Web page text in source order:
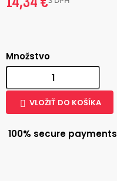
Množstvo
 VLOŽIŤ DO KOŠÍKA
100% secure payments